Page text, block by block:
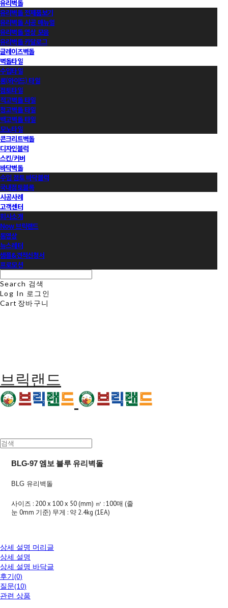
유리벽돌
유리벽돌 전제품보기
유리벽돌 시공 매뉴얼
유리벽돌 영상 모음
유리벽돌 카달로그
글레이즈벽돌
벽돌타일
수입타일
롱(와이드) 타일
점토타일
적고벽돌 타일
청고벽돌 타일
백고벽돌 타일
모노타일
콘크리트벽돌
디자인블럭
스킨/커버
바닥벽돌
수입 점토 바닥블럭
국내점토블록
시공사례
고객센터
회사소개
Now 브릭랜드
동영상
뉴스레터
샘플&견적신청서
프로모션
Search 검색
Log In 로그인
Cart 장바구니
브릭랜드
BLG-97 엠보 블루 유리벽돌
BLG 유리벽돌
사이즈 : 200 x 100 x 50 (mm) ㎡ : 100매 (줄
눈 0mm 기준) 무게 : 약 2.4kg (1EA)
상세 설명 머리글
상세 설명
상세 설명 바닥글
후기(0)
질문(10)
관련 상품